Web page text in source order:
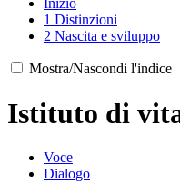
Inizio
1 Distinzioni
2 Nascita e sviluppo
Mostra/Nascondi l'indice
Istituto di
Voce
Dialogo